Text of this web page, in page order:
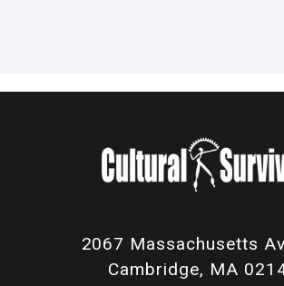
2067 Massachusetts
Cambridge, MA